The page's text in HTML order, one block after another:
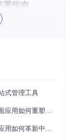
署指南
itch.io账号登录
式管理工具
重塑独立游戏体验
玩家的游戏库生态